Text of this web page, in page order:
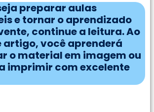
preparar aulas
e tornar o aprendizado
continue a leitura. Ao
artigo, você aprenderá
o material em imagem ou
imprimir com excelente